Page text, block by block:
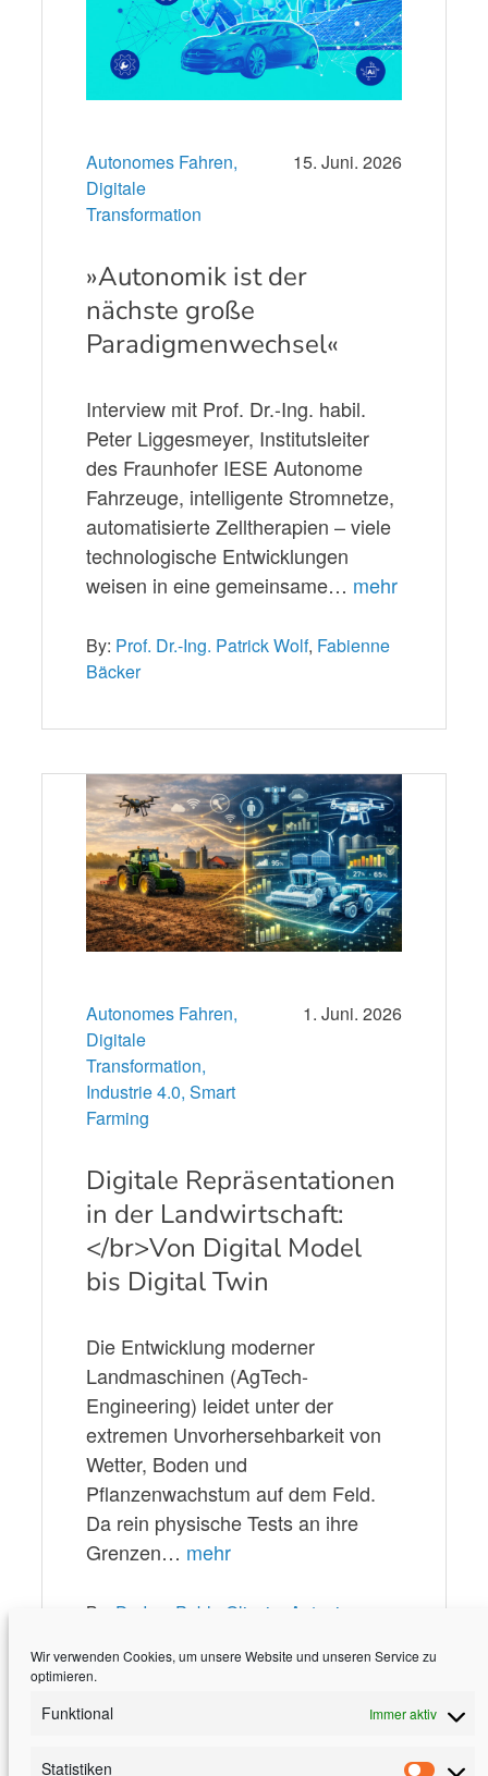
Wir verwenden Cookies, um unsere Website und unseren Service zu
optimieren.
Funktional Immer aktiv
Statistiken
Autonomes Fahren,
Digitale
Transformation
15. Juni. 2026
»Autonomik ist der
nächste große
Paradigmenwechsel«
Interview mit Prof. Dr.-Ing. habil.
Peter Liggesmeyer, Institutsleiter
des Fraunhofer IESE Autonome
Fahrzeuge, intelligente Stromnetze,
automatisierte Zelltherapien – viele
technologische Entwicklungen
weisen in eine gemeinsame… mehr
By: Prof. Dr.-Ing. Patrick Wolf, Fabienne
Bäcker
Autonomes Fahren,
Digitale
Transformation,
Industrie 4.0, Smart
Farming
1. Juni. 2026
Digitale Repräsentationen
in der Landwirtschaft:
</br>Von Digital Model
bis Digital Twin
Die Entwicklung moderner
Landmaschinen (AgTech-
Engineering) leidet unter der
extremen Unvorhersehbarkeit von
Wetter, Boden und
Pflanzenwachstum auf dem Feld.
Da rein physische Tests an ihre
Grenzen… mehr
By: Dr.-Ing. Pablo Oliveira Antonino